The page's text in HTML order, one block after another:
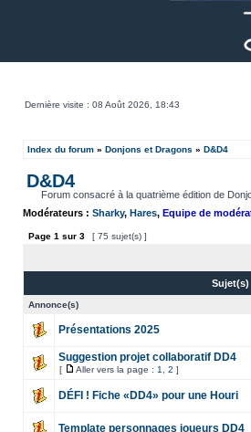
Dernière visite : 08 Août 2026, 18:43
Index du forum » Donjons et Dragons » D&D4
D&D4
Forum consacré à la quatrième édition de
Modérateurs : Sharky, Hares, Equipe de
Page 1 sur 3 [ 75 sujet(s) ]
Sujet(s)
Annonce(s)
Présentations 2025
Suggestion projet collaboratif DD4
[ Aller vers la page : 1 2 ]
DÉFI ! Fiche «DD4» pour une Houri
Template personnages joueurs DD4